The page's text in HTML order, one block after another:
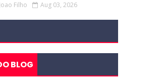
Joao Filho Aug 03, 2026
BLOG